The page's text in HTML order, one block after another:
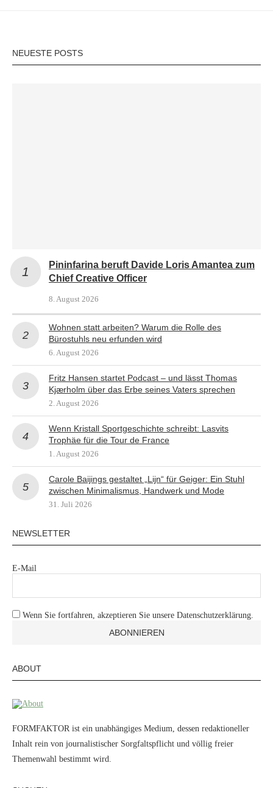
NEUESTE POSTS
Pininfarina beruft Davide Loris Amantea zum
Chief Creative Officer
8. August 2026
Wohnen statt arbeiten? Warum die Rolle des
Bürostuhls neu erfunden wird
6. August 2026
Fritz Hansen startet Podcast – und lässt Thomas
Kjærholm über das Erbe seines Vaters sprechen
2. August 2026
Wenn Kristall Sportgeschichte schreibt: Lasvits
Trophäe für die Tour de France
1. August 2026
Carole Baijings gestaltet „Lijn“ für Geiger: Ein Stuhl
zwischen Minimalismus, Handwerk und Mode
31. Juli 2026
NEWSLETTER
E-Mail
Wenn Sie fortfahren, akzeptieren Sie unsere Datenschutzerklärung.
ABOUT
FORMFAKTOR ist ein unabhängiges Medium, dessen redaktioneller
Inhalt rein von journalistischer Sorgfaltspflicht und völlig freier
Themenwahl bestimmt wird.